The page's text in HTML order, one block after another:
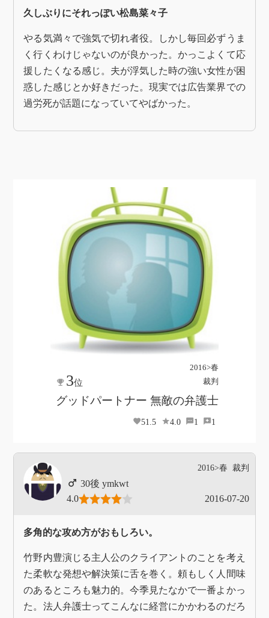
久しぶりにそれっぽい松島菜々子
やる気満々で強気で切れ者役。しかし毎回必ずうま
く行くわけじゃないのが良かった。かっこよくて応
援したくなる感じ。夫が浮気した時の強い女性が困
惑した感じとか好きだった。現実では広告業界での
過労死が話題になっていてやばかった。
2016>春
裁判
3位
グッドパートナー 無敵の弁護士
51.5 4.0 1 1
2016>春 裁判
ymkwt
4.0
2016-07-20
多角的な攻め方がおもしろい。
竹野内豊演じる主人公のクライアントのことを考え
た柔軟な発想や解決策に舌を巻く。頼もしく人間味
のあるところも魅力的。今季見たなかで一番よかっ
た。法人弁護士ってこんなに経営にかかわるのだろ